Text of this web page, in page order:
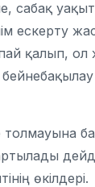
сабақ
ескерту
қалып,
толмауына
өкілдері.